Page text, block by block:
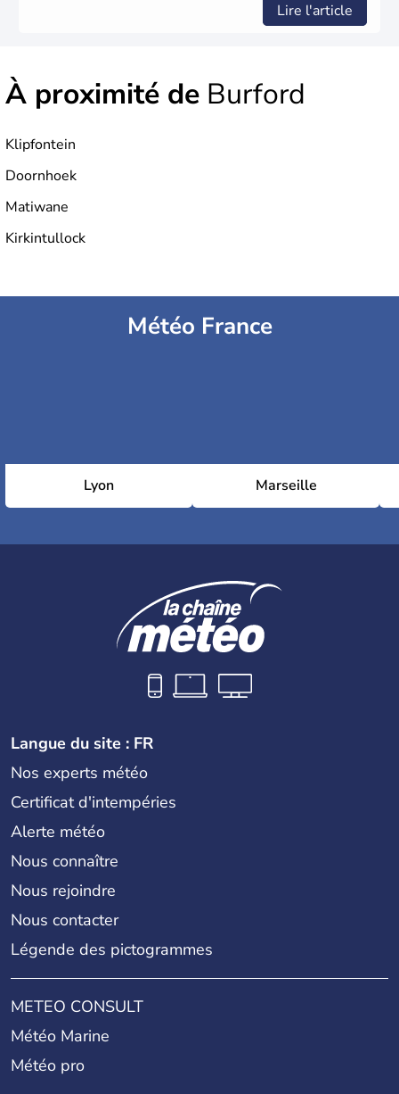
Lire l'article
À proximité de Burford
Klipfontein
Doornhoek
Matiwane
Kirkintullock
Météo France
Lyon Marseille
Langue du site : FR
Nos experts météo
Certificat d'intempéries
Alerte météo
Nous connaître
Nous rejoindre
Nous contacter
Légende des pictogrammes
METEO CONSULT
Météo Marine
Météo pro